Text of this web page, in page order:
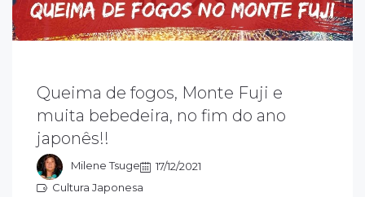
Queima de fogos, Monte Fuji e
muita bebedeira, no fim do ano
japonês!!
Milene Tsuge
17/12/2021
Cultura Japonesa
parte do Monte Fuji fica na cidade de
província de Shizuoka. Além do show
queima de fogos, você pode apreciar a
exuberante.